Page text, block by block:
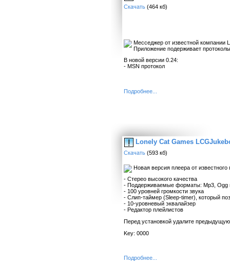
Скачать (464 кб)
Месседжер от известной компании
Приложение подерживает
В новой версии 0.24:
- MSN протокол
Подробнее...
Lonely Cat Games
Скачать (593 кб)
Новая версия плеера от
- Стерео высокого качества
- Поддерживаемые форматы: Mp3, Ogg
- 100 уровней громкости звука
- Слип-таймер (Sleep-timer), который
- 10-уровневый эквалайзер
- Редактор плейлистов
Перед установкой удалите
Key: 0000
Подробнее...